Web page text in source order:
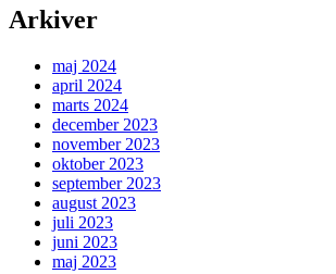
Arkiver
maj 2024
april 2024
marts 2024
december 2023
november 2023
oktober 2023
september 2023
august 2023
juli 2023
juni 2023
maj 2023